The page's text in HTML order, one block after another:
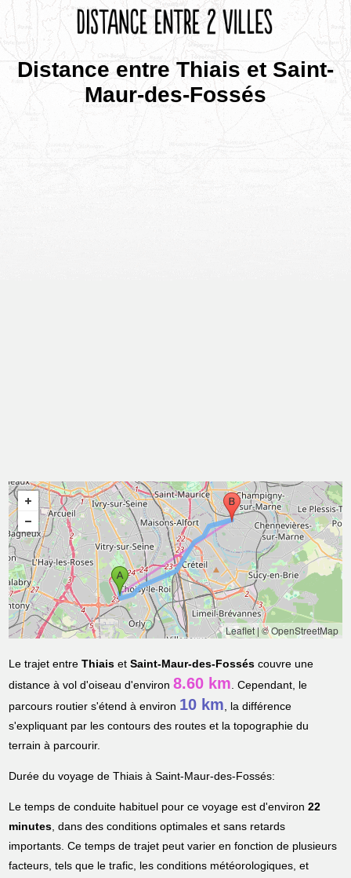
Distance entre Thiais et Saint-
Maur-des-Fossés
Leaflet|© OpenStreetMap
Le trajet entreThiais etSaint-Maur-des-Fossés couvre une
distance à vol d'oiseau d'environ8.60 km. Cependant, le
parcours routier s'étend à environ 10 km, la différence
s'expliquant par les contours des routes et la topographie du
terrain à parcourir.
Durée du voyage de Thiais à Saint-Maur-des-Fossés:
Le temps de conduite habituel pour ce voyage est d'environ22
minutes, dans des conditions optimales et sans retards
importants. Ce temps de trajet peut varier en fonction de plusieurs
facteurs, tels que le trafic, les conditions météorologiques, et